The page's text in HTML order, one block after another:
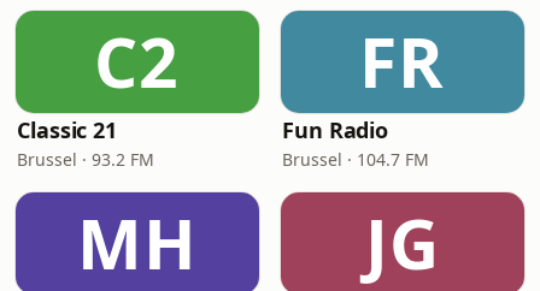
C2
Classic 21
Brussel · 93.2 FM
FR
Fun Radio
Brussel · 104.7 FM
MH JG